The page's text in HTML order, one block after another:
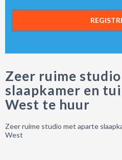
Zeer ruime
slaapkamer en
West te huur
Zeer ruime studio met aparte
West